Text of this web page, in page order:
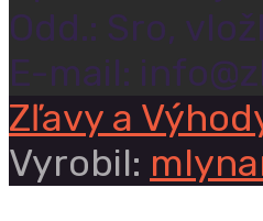
Odd.: Sro,
E-mail:
Zľavy a
Vyrobil: